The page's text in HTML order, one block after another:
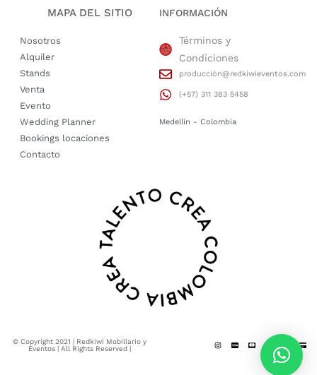
MAPA DEL SITIO
Nosotros
Alquiler
Stands
Venta
Evento
Wedding Planner
Bookings locaciones
Contacto
INFORMACIÓN
Términos y
Condiciones
producción@redkiwieventos.com
(+57) 311 383 5458
Medellin - Colombia
© Copyright 2021 | Redkiwi Mobiliario y
Eventos | All Rights Reserved |